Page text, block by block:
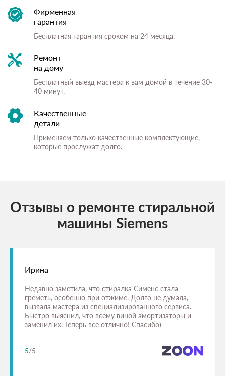
Фирменная
гарантия
Бесплатная гарантия сроком на 24 месяца.
Ремонт
на дому
Бесплатный выезд мастера к вам домой в течение 30-
40 минут.
Качественные
детали
Применяем только качественные комплектующие,
которые прослужат долго.
Отзывы о ремонте стиральной
машины Siemens
Ирина
Недавно заметила, что стиралка Сименс стала
греметь, особенно при отжиме. Долго не думала,
вызвала мастера из специализированного сервиса.
Быстро выяснил, что всему виной амортизаторы и
заменил их. Теперь все отлично! Спасибо)
5/5